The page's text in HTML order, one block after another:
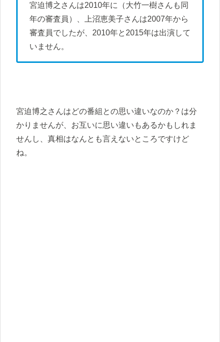
宮迫博之さんは2010年に（大竹一樹さんも同
年の審査員）、上沼恵美子さんは2007年から
審査員でしたが、2010年と2015年は出演して
いません。
宮迫博之さんはどの番組との思い違いなのか？は分
かりませんが、お互いに思い違いもあるかもしれま
せんし、真相はなんとも言えないところですけど
ね。